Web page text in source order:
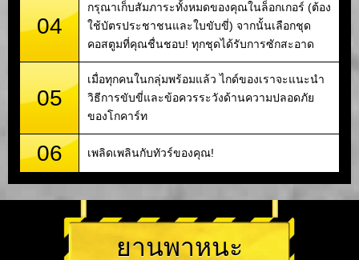
04
กรุณาเก็บสัมภาระทั้งหมดของคุณในล็อกเกอร์ (ต้อง
ใช้บัตรประชาชนและใบขับขี่) จากนั้นเลือกชุด
คอสตูมที่คุณชื่นชอบ! ทุกชุดได้รับการซักสะอาด
05
เมื่อทุกคนในกลุ่มพร้อมแล้ว ไกด์ของเราจะแนะนำ
วิธีการขับขี่และข้อควรระวังด้านความปลอดภัย
ของโกคาร์ท
06 เพลิดเพลินกับทัวร์ของคุณ!
ยานพาหนะ